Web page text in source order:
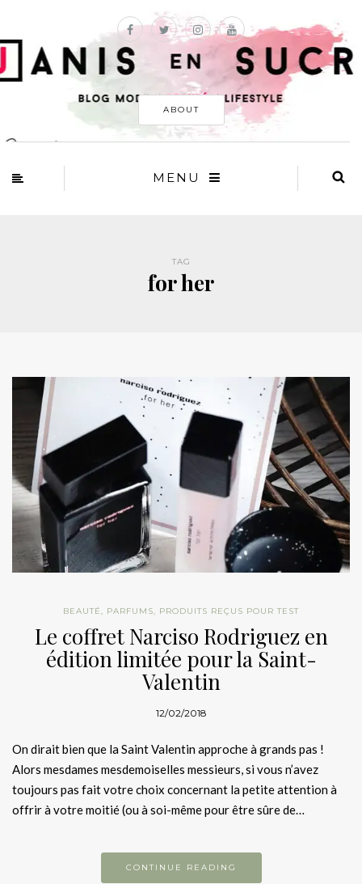
ABOUT
MENU
TAG
for her
BEAUTÉ, PARFUMS, PRODUITS REÇUS POUR TEST
Le coffret Narciso Rodriguez en
édition limitée pour la Saint-
Valentin
12/02/2018
On dirait bien que la Saint Valentin approche à grands pas !
Alors mesdames mesdemoiselles messieurs, si vous n’avez
toujours pas fait votre choix concernant la petite attention à
offrir à votre moitié (ou à soi-même pour être sûre de…
CONTINUE READING